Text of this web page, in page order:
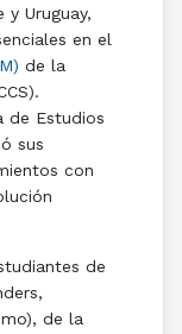
y Uruguay,
en el
de la
de Estudios
sus
con
de
de la